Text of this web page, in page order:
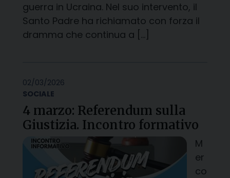
guerra in Ucraina. Nel suo intervento, il
Santo Padre ha richiamato con forza il
dramma che continua a […]
02/03/2026
SOCIALE
4 marzo: Referendum sulla
Giustizia. Incontro formativo
M
er
co